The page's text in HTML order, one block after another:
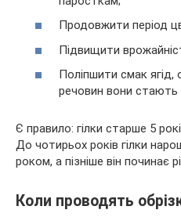
Продовжити період
Підвищити
Поліпшити смак
речовин вони
Є правило: гілки старше 5
До чотирьох років гілки
роком, а пізніше він починає
Коли проводять